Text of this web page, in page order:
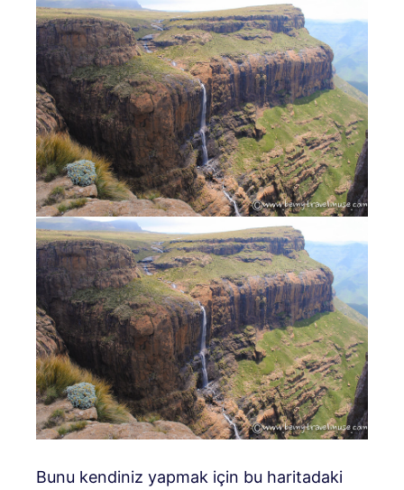
Bunu kendiniz yapmak için bu haritadaki